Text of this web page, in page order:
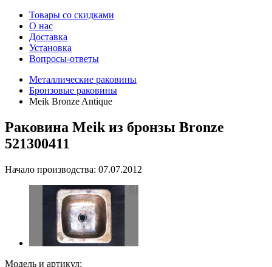
Товары со скидками
О нас
Доставка
Установка
Вопросы-ответы
Металлические раковины
Бронзовые раковины
Meik Bronze Antique
Раковина Meik из бронзы Bronze
521300411
Начало производства: 07.07.2012
Модель и артикул: